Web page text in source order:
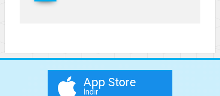
App Store
İndir